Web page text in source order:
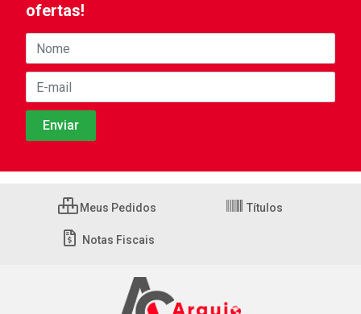
ofertas!
Meus Pedidos Títulos
Notas Fiscais